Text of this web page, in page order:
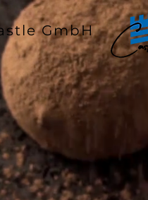
GmbH